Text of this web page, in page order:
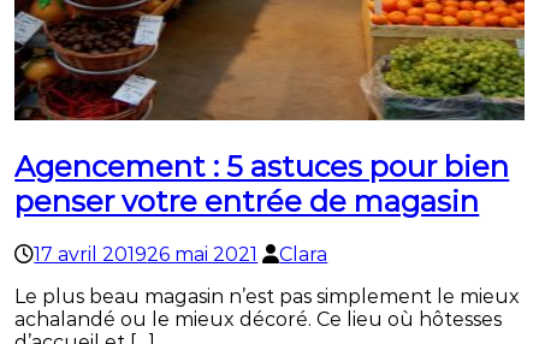
Agencement : 5 astuces pour bien
penser votre entrée de magasin
17 avril 201926 mai 2021
Clara
Le plus beau magasin n’est pas simplement le mieux
achalandé ou le mieux décoré. Ce lieu où hôtesses